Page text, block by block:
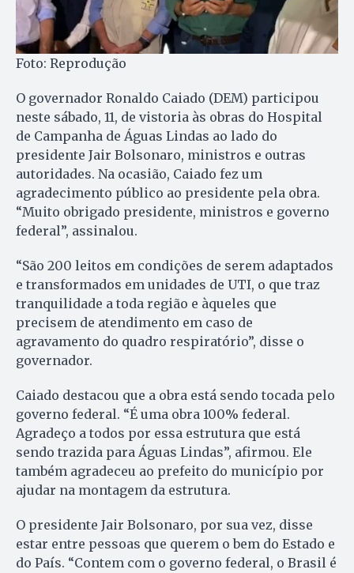
Foto: Reprodução
O governador Ronaldo Caiado (DEM) participou
neste sábado, 11, de vistoria às obras do Hospital
de Campanha de Águas Lindas ao lado do
presidente Jair Bolsonaro, ministros e outras
autoridades. Na ocasião, Caiado fez um
agradecimento público ao presidente pela obra.
“Muito obrigado presidente, ministros e governo
federal”, assinalou.
“São 200 leitos em condições de serem adaptados
e transformados em unidades de UTI, o que traz
tranquilidade a toda região e àqueles que
precisem de atendimento em caso de
agravamento do quadro respiratório”, disse o
governador.
Caiado destacou que a obra está sendo tocada pelo
governo federal. “É uma obra 100% federal.
Agradeço a todos por essa estrutura que está
sendo trazida para Águas Lindas”, afirmou. Ele
também agradeceu ao prefeito do município por
ajudar na montagem da estrutura.
O presidente Jair Bolsonaro, por sua vez, disse
estar entre pessoas que querem o bem do Estado e
do País. “Contem com o governo federal, o Brasil é